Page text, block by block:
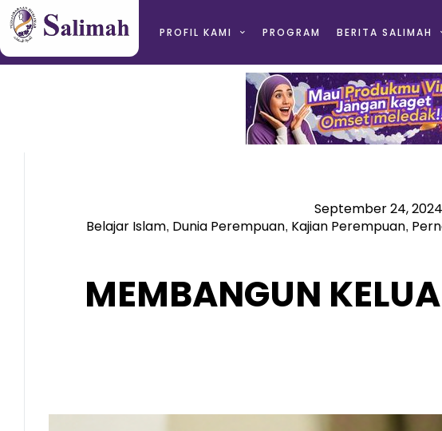
PROFIL KAMI PROGRAM BERITA SALIMAH
September 24, 2024
Belajar Islam, Dunia Perempuan, Kajian Perempuan,
MEMBANGUN